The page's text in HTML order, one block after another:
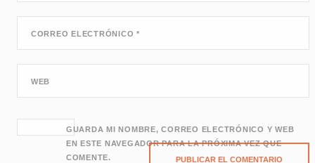
CORREO ELECTRÓNICO*
WEB
GUARDA MI NOMBRE, CORREO ELECTRÓNICO Y WEB
EN ESTE NAVEGADOR PARA LA PRÓXIMA VEZ QUE
COMENTE.